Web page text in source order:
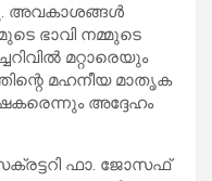
അവകാശങ്ങള്‍
ഭാവി നമ്മുടെ
മറ്റാരെയും
മഹനീയ മാതൃക
അദ്ദേഹം
ഫാ. ജോസഫ്